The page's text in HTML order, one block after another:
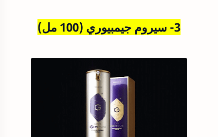
3- سيروم جيمبيوري (100 مل)